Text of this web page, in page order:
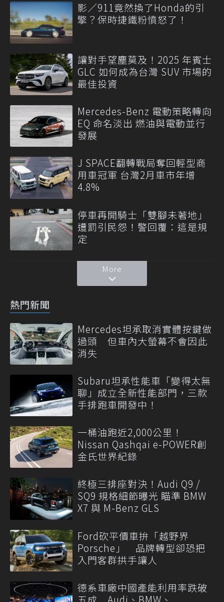
影／911竟然換了Honda的引
擎？保時捷鐵粉憤怒了！
讓對手望塵莫及！2025 年賓士
GLC 如何成為台灣 SUV 市場的
最佳投資
Mercedes-Benz 電動策略轉向
EQ 命名淡出 燃油與電動並行
發展
J SPACE翻轉戰局奪回輕型商
用車冠軍 台灣2月車市年增
4.8%
停車再開騎士「雙腳未著地」
遭罰引民怨！警回覆：這是規
定
More
熱門新聞
Mercedes坦承取消實體按鍵做
過頭 但車內大螢幕不會因此
消失
Subaru坦承性能車「變得太無
聊」成立全新性能部門，三款
手排跑車開發中！
一桶油跑近2,000公里！
Nissan Qashqai e-POWER創
金氏世界紀錄
終極三排座對決！Audi Q9 /
SQ9 規格細節曝光 瞄準 BMW
X7 與 M-Benz GLS
Ford砍平價車拚「越野界
Porsche」 品牌轉型卻恐把
入門客群拱手讓人
德系車廠中國產能利用率跌破